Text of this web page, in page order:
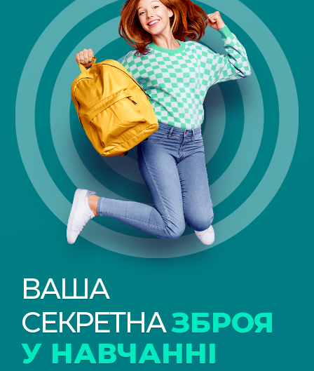
ВАША
СЕКРЕТНАЗБРОЯ
У НАВЧАННІ